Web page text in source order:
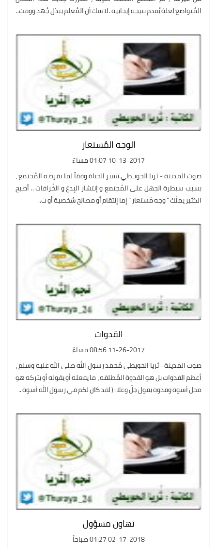
المُتواضع لعلهُ يُقدم نتيجة إيجابية . لا شك أن المُعلم يبذل جُهد ووقت..
الوجه المُستعار
10-13-2017 01:07 مساءً
صوت المدينة - ثريا الحويـطي تسير الحياة وفقاً لما يفرضه المُجتمع ،
بسبب سيطرة الجهل على المُجتمع و إنتشار البِدع و الخُرافات .. أصبح
الكثير يملُك " وجه مُستعار " إما إنتقام أو مصالح شخصية أو ت..
القدوات
11-26-2017 08:56 مساءً
صوت المدينة - ثريا الحويطي مُحمد رسول الله صلى الله عليه وسلم ،
أعظم القدوات بل هو القدوة المُطلقه ، ما يفعله أو يقوله أو يتركه هو
محل أسوة وقدوة يقول جلّ وعلا : ( لقد كان لكم في رسول الله أسوة ..
تهاون مسؤول
02-17-2018 01:27 صباحاً